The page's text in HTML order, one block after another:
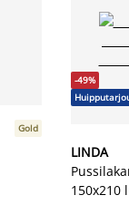
Gold
-49%
LINDA
150x210